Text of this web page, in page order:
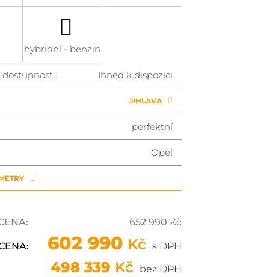
hybridní - benzin
Ihned k dispozici
JIHLAVA
perfektní
Opel
652 990 Kč
602 990 Kč s DPH
498 339 Kč bez DPH